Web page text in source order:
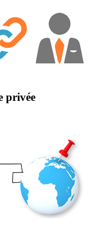
privée